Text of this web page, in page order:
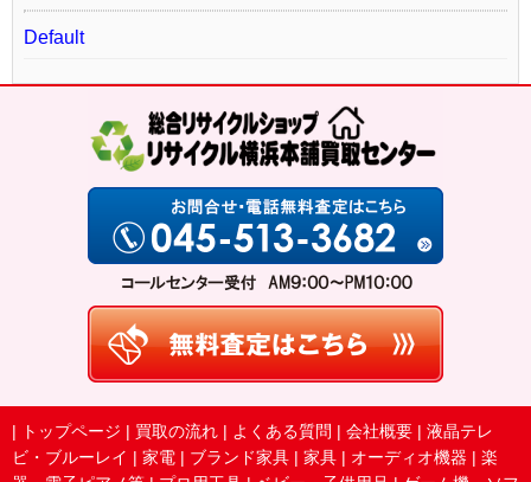
Default
| トップページ | 買取の流れ | よくある質問 | 会社概要 | 液晶テレ
ビ・ブルーレイ | 家電 | ブランド家具 | 家具 | オーディオ機器 | 楽